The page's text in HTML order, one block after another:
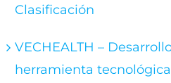
Clasificación
VECHEALTH –
herramienta